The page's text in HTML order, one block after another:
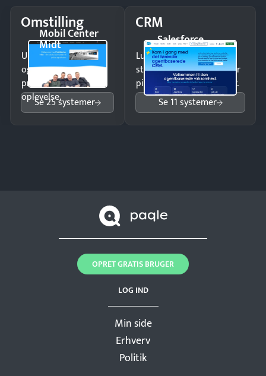
Omstilling
Mobil Center
Midt
Undgå tabte opkald
og giv kunderne en
professionel
oplevelse.
Se 25 systemer
CRM
Salesforce
Luk flere salg med et
struktureret overblik over
pipeline og opfølgninger.
Se 11 systemer
Min side
Erhverv
Politik
LOG IND
OPRET GRATIS BRUGER